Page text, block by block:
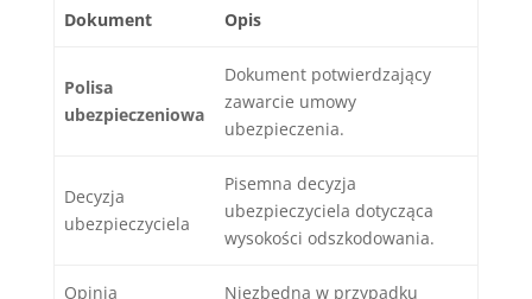
Dokument Opis
Polisa
ubezpieczeniowa
Dokument potwierdzający
zawarcie umowy
ubezpieczenia.
Decyzja
ubezpieczyciela
Pisemna decyzja
ubezpieczyciela dotycząca
wysokości odszkodowania.
Opinia
Niezbędna w przypadku